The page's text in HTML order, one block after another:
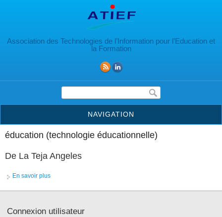
Association des Technologies de l’Information pour l’Education et
la Formation
Formulaire de recherche
NAVIGATION
éducation (technologie éducationnelle)
De La Teja Angeles
En savoir plus
Connexion utilisateur